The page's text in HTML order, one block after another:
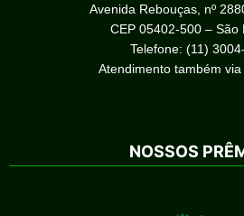
Avenida Rebouças, nº
CEP 05402-500 – São
Telefone: (11)
Atendimento também via
NOSSOS